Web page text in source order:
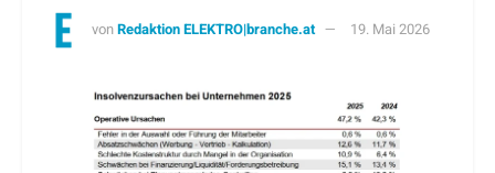
vonRedaktion ELEKTRO|branche.at 19. Mai 2026